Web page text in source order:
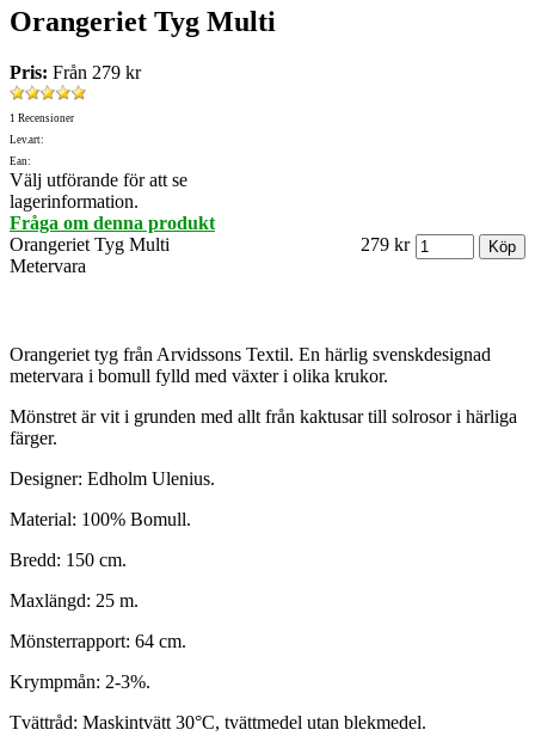
Orangeriet Tyg Multi
Pris: Från 279 kr
1 Recensioner
Lev.art:
Ean:
Välj utförande för att se
lagerinformation.
Fråga om denna produkt
Orangeriet Tyg Multi
Metervara
279 kr
Orangeriet tyg från Arvidssons Textil. En härlig svenskdesignad
metervara i bomull fylld med växter i olika krukor.
Mönstret är vit i grunden med allt från kaktusar till solrosor i härliga
färger.
Designer: Edholm Ulenius.
Material: 100% Bomull.
Bredd: 150 cm.
Maxlängd: 25 m.
Mönsterrapport: 64 cm.
Krympmån: 2-3%.
Tvättråd: Maskintvätt 30°C, tvättmedel utan blekmedel.